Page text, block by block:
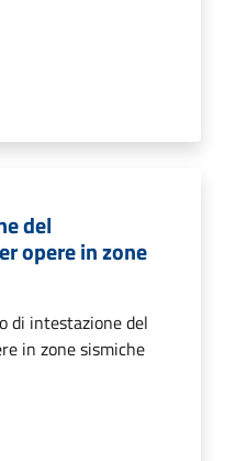
del
opere in zone
di intestazione del
in zone sismiche